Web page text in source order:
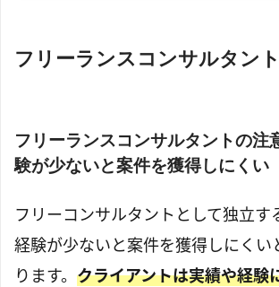
フリーランスコンサルタン
フリーランスコンサルタントの注
験が少ないと案件を獲得しにくい
フリーコンサルタントとして独立す
経験が少ないと案件を獲得しにくい
ります。 クライアントは実績や経験